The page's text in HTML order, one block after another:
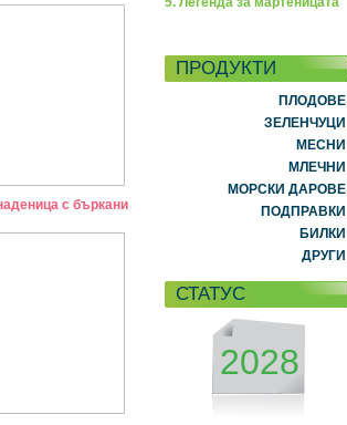
с бъркани
ПРОДУКТИ
ПЛОДОВЕ
ЗЕЛЕНЧУЦИ
МЕСНИ
МЛЕЧНИ
МОРСКИ ДАРОВЕ
ПОДПРАВКИ
БИЛКИ
ДРУГИ
СТАТУС
2028